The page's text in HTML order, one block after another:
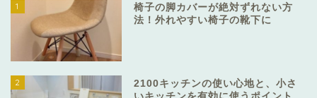
1
椅子の脚カバーが絶対ずれない方
法！外れやすい椅子の靴下に
2
2100キッチンの使い心地と、小さ